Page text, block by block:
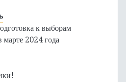
к выборам
марте 2024 года